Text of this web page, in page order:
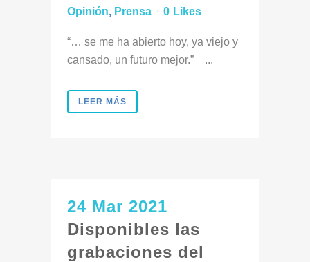
Opinión, Prensa 0 Likes
“… se me ha abierto hoy, ya viejo y
cansado, un futuro mejor.” ...
LEER MÁS
24 Mar 2021
Disponibles las
grabaciones del